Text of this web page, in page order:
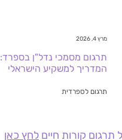
מרץ 4, 2026
תרגום מסמכי נדל"ן בספרד:
המדריך למשקיע הישראלי
תרגום לספרדית
קורות חיים לחץ כאן